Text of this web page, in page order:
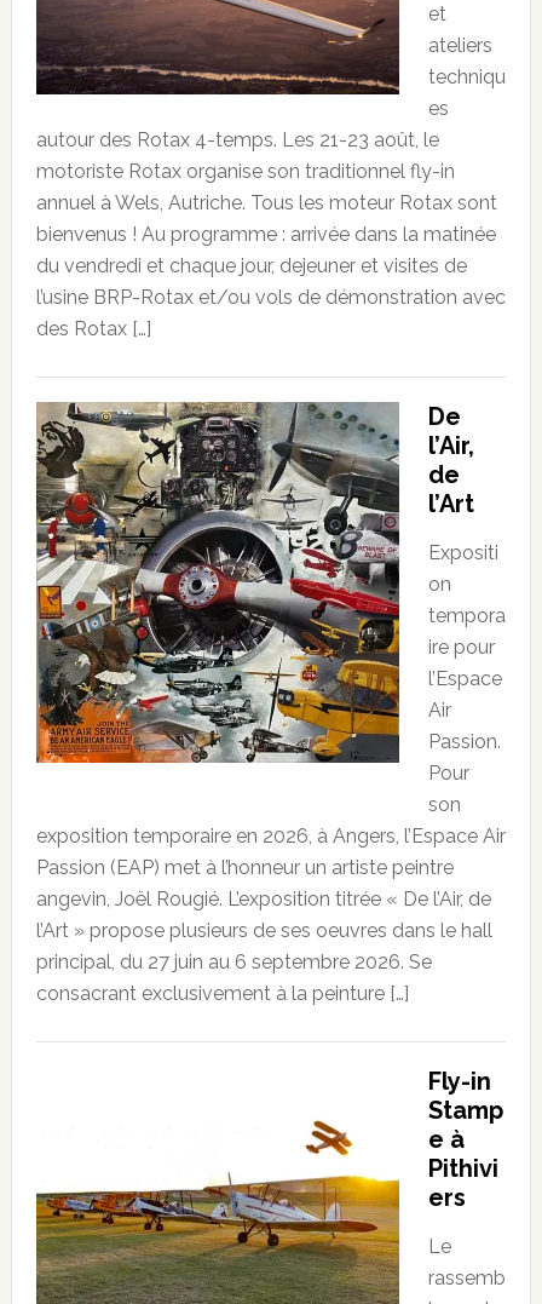
et
ateliers
techniqu
es
autour des Rotax 4-temps. Les 21-23 août, le
motoriste Rotax organise son traditionnel fly-in
annuel à Wels, Autriche. Tous les moteur Rotax sont
bienvenus ! Au programme : arrivée dans la matinée
du vendredi et chaque jour, dejeuner et visites de
l’usine BRP-Rotax et/ou vols de démonstration avec
des Rotax […]
De
l’Air,
de
l’Art
Expositi
on
tempora
ire pour
l’Espace
Air
Passion.
Pour
son
exposition temporaire en 2026, à Angers, l’Espace Air
Passion (EAP) met à l’honneur un artiste peintre
angevin, Joël Rougié. L’exposition titrée « De l’Air, de
l’Art » propose plusieurs de ses oeuvres dans le hall
principal, du 27 juin au 6 septembre 2026. Se
consacrant exclusivement à la peinture […]
Fly-in
Stamp
e à
Pithivi
ers
Le
rassemb